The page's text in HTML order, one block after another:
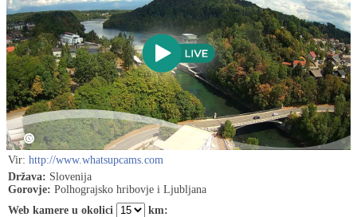
Vir: http://www.whatsupcams.com
Država: Slovenija
Gorovje: Polhograjsko hribovje i Ljubljana
Web kamere u okolici
km: